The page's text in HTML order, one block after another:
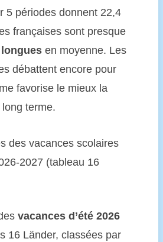
5 périodes donnent 22,4
françaises sont presque
en moyenne. Les
débattent encore pour
favorise le mieux la
terme.
des vacances scolaires
2027 (tableau 16
vacances d’été 2026
16 Länder, classées par